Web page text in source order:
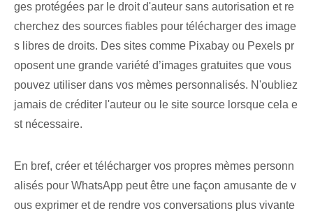
ges protégées par le droit d'auteur sans autorisation et re
cherchez des sources fiables pour télécharger des image
s libres de droits. Des sites comme Pixabay ou Pexels pr
oposent une grande variété d’images gratuites que vous
pouvez utiliser dans vos mèmes personnalisés. N'oubliez
jamais de créditer l'auteur ou le site source lorsque cela e
st nécessaire.
En bref, créer et télécharger vos propres mèmes personn
alisés pour WhatsApp peut être une façon amusante de v
ous exprimer et de rendre vos conversations plus vivante